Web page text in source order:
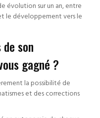
évolution sur un an, entre
le développement vers le
son
gagné ?
la possibilité de
et des corrections